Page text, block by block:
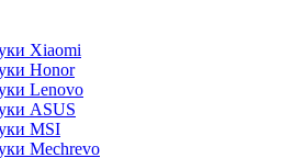
Xiaomi
Honor
Lenovo
ASUS
MSI
Mechrevo